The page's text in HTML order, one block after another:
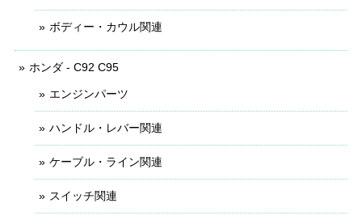
ボディー・カウル関連
ホンダ - C92 C95
エンジンパーツ
ハンドル・レバー関連
ケーブル・ライン関連
スイッチ関連